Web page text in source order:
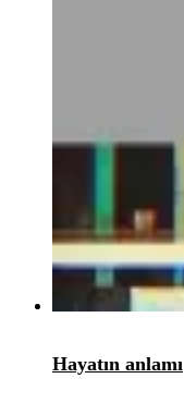
Hayatın anlamı